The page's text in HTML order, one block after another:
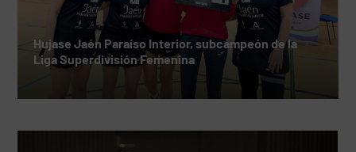
Hujase Jaén Paraíso Interior, subcampeón de la
Liga Superdivisión Femenina